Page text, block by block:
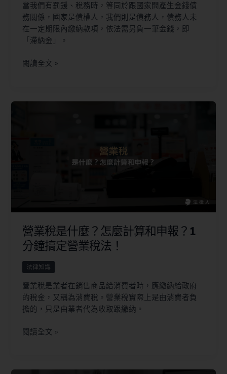
當我們有罰鍰、稅務時，等同於跟國家間產生金錢債
務關係，國家是債權人，我們則是債務人，債務人未
在一定期限內繳納款項，依法需另負一筆金錢，即
「滯納金」。
閱讀全文 »
營業稅是什麼？怎麼計算和申報？1
分鐘搞定營業稅法！
法律知識
營業稅是業者在銷售商品給消費者時，應繳納給政府
的稅金，又稱為消費稅。營業稅實際上是由消費者負
擔的，只是由業者代為收取跟繳納。
閱讀全文 »